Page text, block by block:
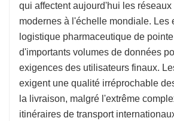
qui affectent aujourd'hui les
modernes à l'échelle mondiale. Les
logistique pharmaceutique de
d'importants volumes de données
exigences des utilisateurs finaux.
exigent une qualité irréprochable
la livraison, malgré l'extrême
itinéraires de transport